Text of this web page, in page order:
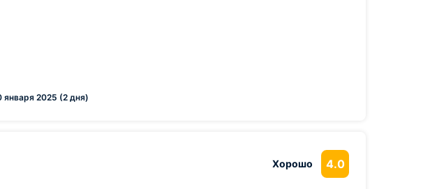
января 2025 (2 дня)
Хорошо 4.0